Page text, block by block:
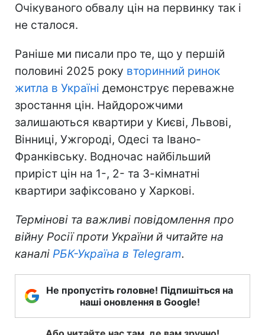
Очікуваного обвалу цін на первинку так і
не сталося.
Раніше ми писали про те, що у першій
половині 2025 року вторинний ринок
житла в Україні демонструє переважне
зростання цін. Найдорожчими
залишаються квартири у Києві, Львові,
Вінниці, Ужгороді, Одесі та Івано-
Франківську. Водночас найбільший
приріст цін на 1-, 2- та 3-кімнатні
квартири зафіксовано у Харкові.
Термінові та важливі повідомлення про
війну Росії проти України й читайте на
каналі РБК-Україна в Telegram.
Не пропустіть головне! Підпишіться на
наші оновлення в Google!